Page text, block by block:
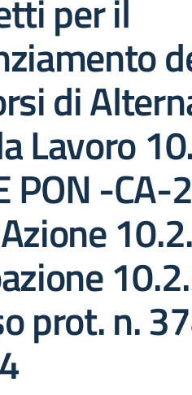
per il
di
Lavoro
PON -
prot. n.